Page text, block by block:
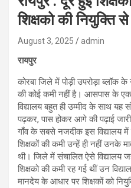
शिक्षको की नियुक्ति से
August 3, 2025 admin
रायपुर
कोरबा जिले में पोड़ी उपरोड़ा ब्लॉक के
की कोई कमी नहीं है। आसपास के एक
विद्यालय बहुत ही उम्मीद के साथ यह
पढ़कर, पास होकर आगे की पढ़ाई
गाँव के सबसे नजदीक इस विद्यालय में
शिक्षकों की कमी उन्हें ही नहीं उनके
थी। जिले में संचालित ऐसे विद्यालय
शिक्षको की कमी रह गई थीं उन
मानदेय के आधार पर शिक्षकों को